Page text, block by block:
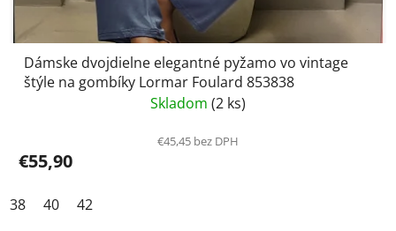
Dámske dvojdielne elegantné pyžamo vo vintage
štýle na gombíky Lormar Foulard 853838
Skladom (2 ks)
€45,45 bez DPH
€55,90
38 40 42